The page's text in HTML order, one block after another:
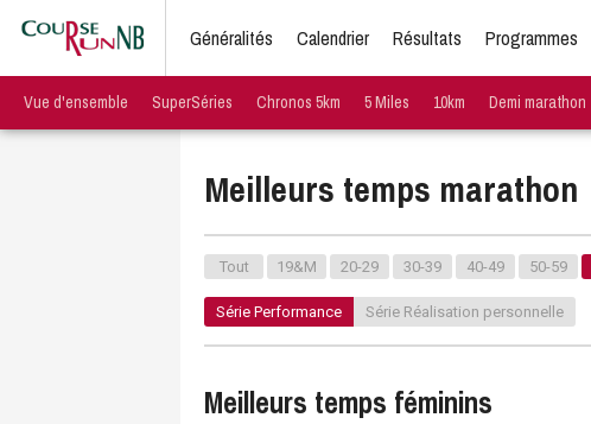
Généralités Calendrier Résultats Programmes
Vue d'ensemble SuperSéries Chronos 5km 5 Miles 10km Demi marathon
Meilleurs temps marathon
Tout 19&M 20-29 30-39 40-49 50-59
Série Performance Série Réalisation personnelle
Meilleurs temps féminins